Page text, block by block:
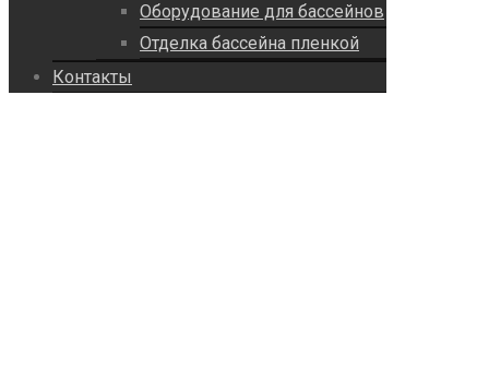
Оборудование для бассейнов
Отделка бассейна пленкой
Контакты